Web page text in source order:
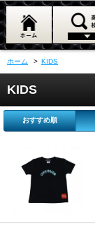
ホーム > KIDS
KIDS
おすすめ順